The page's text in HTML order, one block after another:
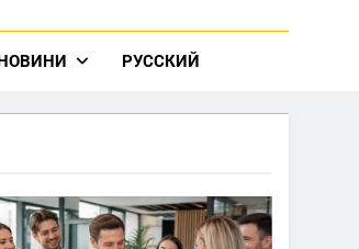
країни та фактиРУССКИЙ